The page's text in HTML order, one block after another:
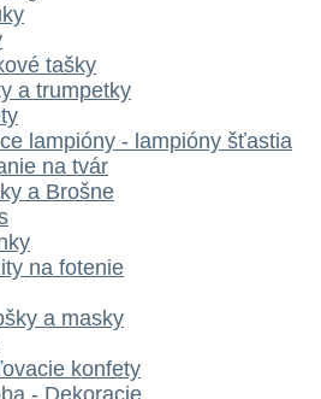
tašky
a trumpetky
lampióny - lampióny šťastia
na tvár
a Brošne
na fotenie
a masky
konfety
- Dekoracie